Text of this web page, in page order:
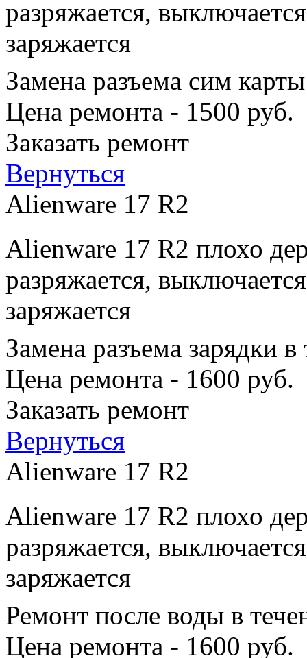
разряжается,
заряжается
Замена разъема сим
Цена ремонта - 1500 руб.
Заказать ремонт
Вернуться
Alienware 17 R2
Alienware 17 R2 плохо
разряжается,
заряжается
Замена разъема зарядки
Цена ремонта - 1600 руб.
Заказать ремонт
Вернуться
Alienware 17 R2
Alienware 17 R2 плохо
разряжается,
заряжается
Ремонт после воды в
Цена ремонта - 1600 руб.